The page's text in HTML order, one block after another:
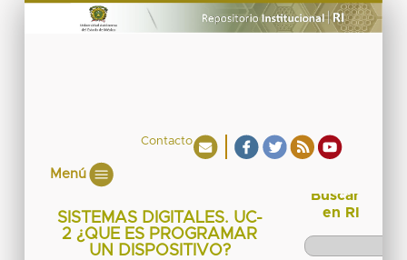
Contacto
Menú
SISTEMAS DIGITALES. UC-
2 ¿QUE ES PROGRAMAR
UN DISPOSITIVO?
Buscar
en RI